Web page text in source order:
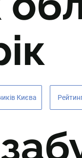
Києва